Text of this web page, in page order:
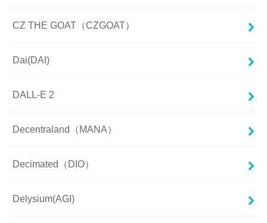
CZ THE GOAT（CZGOAT）
Dai(DAI)
DALL-E 2
Decentraland（MANA）
Decimated（DIO）
Delysium(AGI)